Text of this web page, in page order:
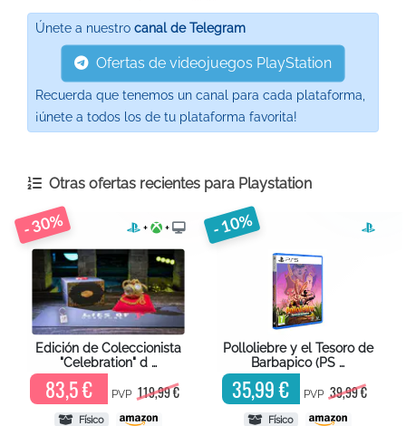
Únete a nuestro canal de Telegram
Ofertas de videojuegos PlayStation
Recuerda que tenemos un canal para cada plataforma,
¡únete a todos los de tu plataforma favorita!
Otras ofertas recientes para Playstation
- 30% + +
Edición de Coleccionista
"Celebration" d …
83,5 € PVP 119,99 €
Físico
- 10%
Polloliebre y el Tesoro de
Barbapico (PS …
35,99 € PVP 39,99 €
Físico